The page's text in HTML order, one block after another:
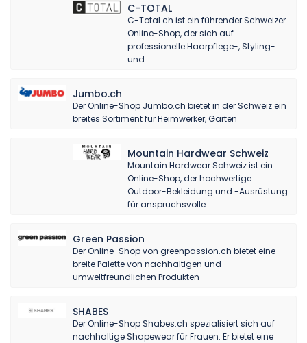
C-TOTAL
C-Total.ch ist ein führender Schweizer
Online-Shop, der sich auf
professionelle Haarpflege-, Styling-
und
Jumbo.ch
Der Online-Shop Jumbo.ch bietet in der Schweiz ein
breites Sortiment für Heimwerker, Garten
Mountain Hardwear Schweiz
Mountain Hardwear Schweiz ist ein
Online-Shop, der hochwertige
Outdoor-Bekleidung und -Ausrüstung
für anspruchsvolle
Green Passion
Der Online-Shop von greenpassion.ch bietet eine
breite Palette von nachhaltigen und
umweltfreundlichen Produkten
SHABES
Der Online-Shop Shabes.ch spezialisiert sich auf
nachhaltige Shapewear für Frauen. Er bietet eine